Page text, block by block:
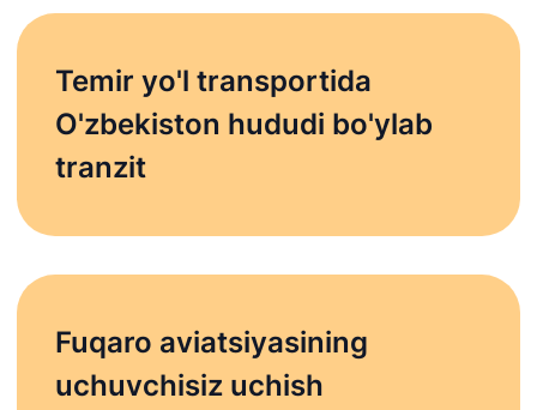
AJ
Ishonch telefon
servis" MCHJ
Ishonch telefon
yo'llari
raqami
67-68
Temir yo'l transportida
O'zbekiston hududi bo'ylab
tranzit
Fuqaro aviatsiyasining
uchuvchisiz uchish